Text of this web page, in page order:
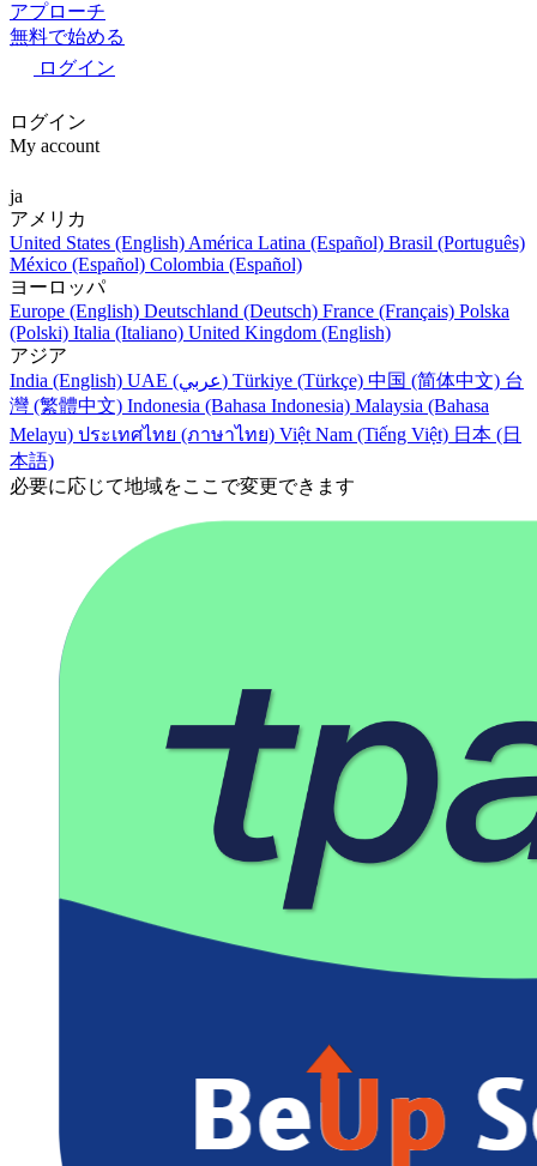
アプローチ
無料で始める
ログイン
ログイン
My account
ja
アメリカ
United States (English) América Latina (Español) Brasil (Português)
México (Español) Colombia (Español)
ヨーロッパ
Europe (English) Deutschland (Deutsch) France (Français) Polska
(Polski) Italia (Italiano) United Kingdom (English)
アジア
India (English)
UAE (عربي) Türkiye (Türkçe) 中国 (简体中文) 台
灣 (繁體中文) Indonesia (Bahasa Indonesia) Malaysia (Bahasa
Melayu) ประเทศไทย (ภาษาไทย) Việt Nam (Tiếng Việt) 日本 (日
本語)
必要に応じて地域をここで変更できます